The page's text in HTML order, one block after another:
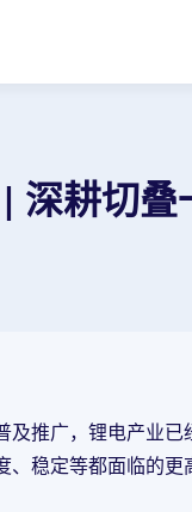
深耕切
及推广，锂电产业
稳定等都面临的更